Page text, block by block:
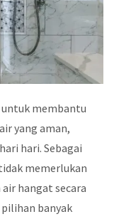
membantu
yang aman,
hari. Sebagai
memerlukan
hangat secara
banyak